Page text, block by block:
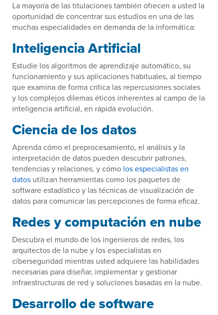
La mayoría de las titulaciones también ofrecen a usted la
oportunidad de concentrar sus estudios en una de las
muchas especialidades en demanda de la informática:
Inteligencia Artificial
Estudie los algoritmos de aprendizaje automático, su
funcionamiento y sus aplicaciones habituales, al tiempo
que examina de forma crítica las repercusiones sociales
y los complejos dilemas éticos inherentes al campo de la
inteligencia artificial, en rápida evolución.
Ciencia de los datos
Aprenda cómo el preprocesamiento, el análisis y la
interpretación de datos pueden descubrir patrones,
tendencias y relaciones, y cómo los especialistas en
datos utilizan herramientas como los paquetes de
software estadístico y las técnicas de visualización de
datos para comunicar las percepciones de forma eficaz.
Redes y computación en nube
Descubra el mundo de los ingenieros de redes, los
arquitectos de la nube y los especialistas en
ciberseguridad mientras usted adquiere las habilidades
necesarias para diseñar, implementar y gestionar
infraestructuras de red y soluciones basadas en la nube.
Desarrollo de software